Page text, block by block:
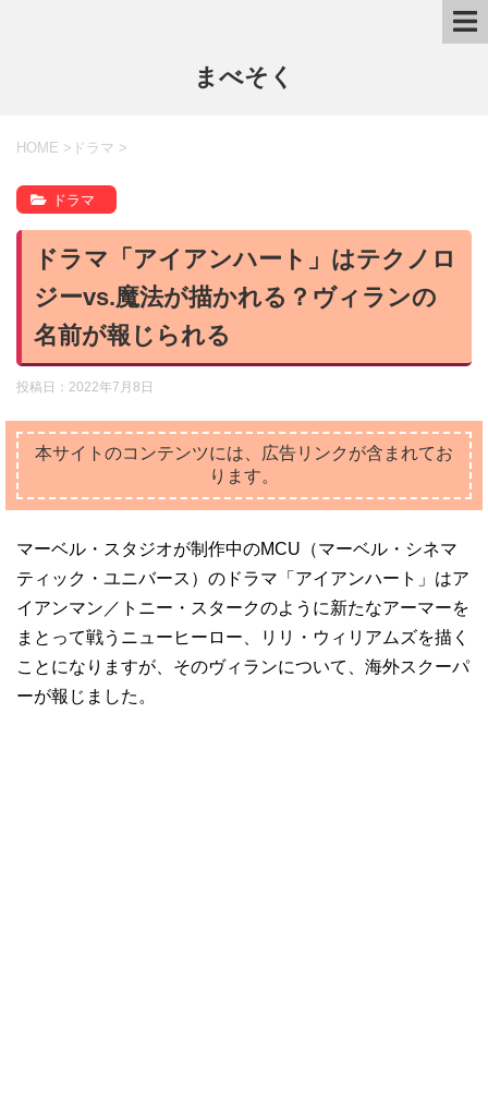
まべそく
HOME > ドラマ >
ドラマ
ドラマ「アイアンハート」はテクノロ
ジーvs.魔法が描かれる？ヴィランの
名前が報じられる
投稿日： 2022年7月8日
本サイトのコンテンツには、広告リンクが含まれてお
ります。
マーベル・スタジオが制作中のMCU（マーベル・シネマ
ティック・ユニバース）のドラマ「アイアンハート」はア
イアンマン／トニー・スタークのように新たなアーマーを
まとって戦うニューヒーロー、リリ・ウィリアムズを描く
ことになりますが、そのヴィランについて、海外スクーパ
ーが報じました。